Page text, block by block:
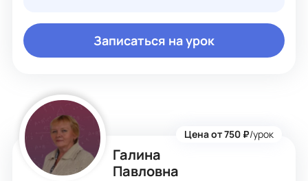
Записаться на урок
Галина
Павловна
Цена от 750 ₽/урок